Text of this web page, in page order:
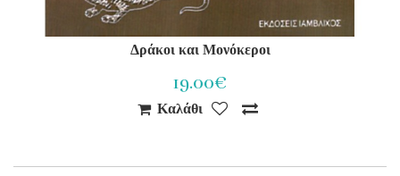
Δράκοι και Μονόκεροι
19.00€
Καλάθι